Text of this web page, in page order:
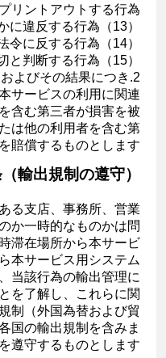
リントアウトする行為。
（13）本規約のいずれかに違反する行為。
（14）その他法令に反する行為。
（15）その他弊社が不適切と判断する行為。
よびその結果につき
サービスの利用に関連
含む第三者が損害を被
は他の利用者を含む第
償するものとします。
輸出規制の遵守）
る支店、事務所、営業
か一時的なものかは問
滞在場所から本サービ
本サービス用システム
当該行為の輸出管理に
を了解し、これらに関
制（外国為替および貿
国の輸出規制を含みま
遵守するものとします。